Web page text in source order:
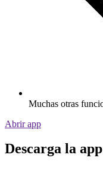
Muchas otras
Abrir app
Descarga la